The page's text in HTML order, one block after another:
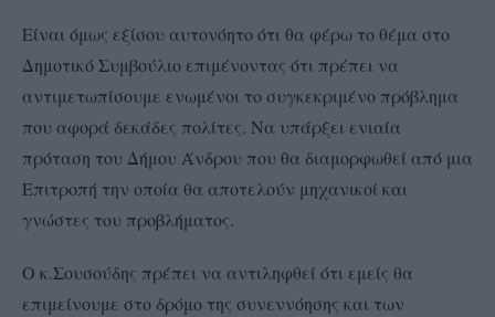
Είναι όμως εξίσου αυτονόητο ότι θα φέρω το θέμα στο
Δημοτικό Συμβούλιο επιμένοντας ότι πρέπει να
αντιμετωπίσουμε ενωμένοι το συγκεκριμένο πρόβλημα
που αφορά δεκάδες πολίτες. Να υπάρξει ενιαία
πρόταση του Δήμου Άνδρου που θα διαμορφωθεί από μια
Επιτροπή την οποία θα αποτελούν μηχανικοί και
γνώστες του προβλήματος.
Ο κ.Σουσούδης πρέπει να αντιληφθεί ότι εμείς θα
επιμείνουμε στο δρόμο της συνεννόησης και των